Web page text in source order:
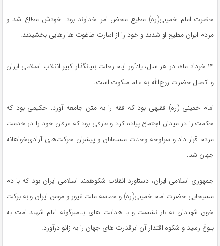
حضرت امام خمینی(ره) مطیع محض امر خداوند بود. خودش مطاع شد و
مردم ایران مطیع او شدند و خود را از اسارت طاغوت ها رهایی بخشیدند.
۱۴ خرداد ماه، در هر سال، یادآور ایام رحلت بنیانگذار کبیر انقلاب اسلامی ایران
و اتصال حضرت روح‌الله به عالم ملکوت است.
امام‌ خمینی (ره) فقیهی بود که فقه را به متن جامعه آورد. حکیمی بود که
حکمت را در میدان اجتماع پیاده کرد و عارفی بود که عرفان خود را در خدمت
مردم قرار داد و سرلوحه وحدت مسلمانان و پیشران حرکت‌های آزادی‌خواهانه
جهان شد.
جمهوری اسلامی ایران، دستاورد انقلاب شکوهمند اسلامی ایران بود که با دم
مسیحایی ‌حضرت امام خمینی(ره) و ‌حماسه ملت غیور و مومن ایران و به برکت
‌خون شهیدان به بار نشست و با هدایت های پیامبرگونه امام شهید امت به
بلوغ رسید و شکوه اقتدار آن ابرقدرت های جهان را به زانو درآورد.